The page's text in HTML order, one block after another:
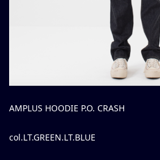
AMPLUS HOODIE P.O. CRASH
col.LT.GREEN.LT.BLUE